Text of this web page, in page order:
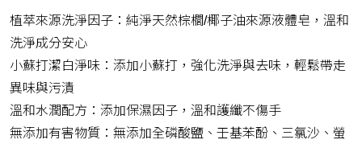
植萃來源洗淨因子：純淨天然棕櫚/椰子油來源液體皂，溫和
洗淨成分安心
小蘇打潔白淨味：添加小蘇打，強化洗淨與去味，輕鬆帶走
異味與污漬
溫和水潤配方：添加保濕因子，溫和護纖不傷手
無添加有害物質：無添加全磷酸鹽、壬基苯酚、三氯沙、螢